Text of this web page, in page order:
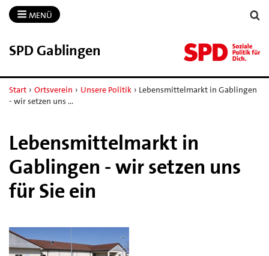
MENÜ
SPD Gablingen
Start › Ortsverein › Unsere Politik › Lebensmittelmarkt in Gablingen
- wir setzen uns …
Lebensmittelmarkt in
Gablingen - wir setzen uns
für Sie ein